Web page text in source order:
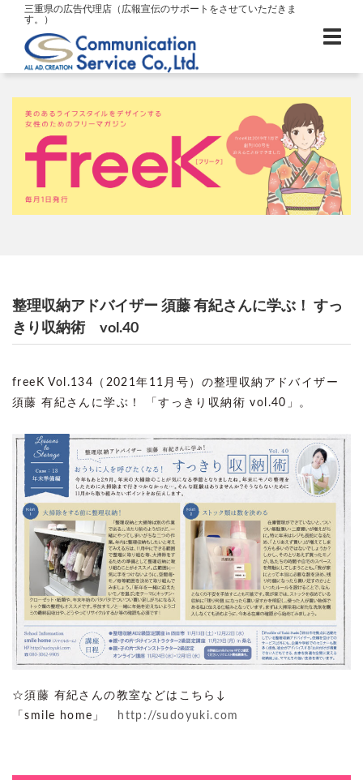
三重県の広告代理店（広報宣伝のサポートをさせていただきま
す。）
整理収納アドバイザー 須藤 有紀さんに学ぶ！ すっ
きり収納術 vol.40
freeK Vol.134（2021年11月号）の整理収納アドバイザー
須藤 有紀さんに学ぶ！ 「すっきり収納術 vol.40」。
☆須藤 有紀さんの教室などはこちら↓
「smile home」
http://sudoyuki.com